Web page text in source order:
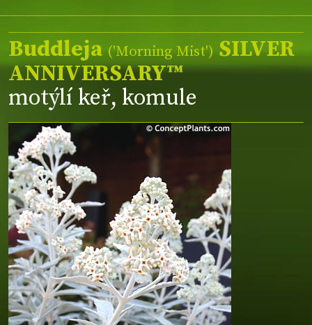
Buddleja ('Morning Mist') SILVER
ANNIVERSARY™
motýlí keř, komule